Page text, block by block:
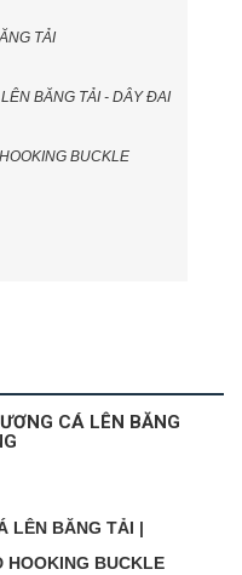
TẢI
BĂNG TẢI - DÂY ĐAI
BUCKLE
CÁ LÊN BĂNG
LÊN BĂNG TẢI |
HOOKING BUCKLE